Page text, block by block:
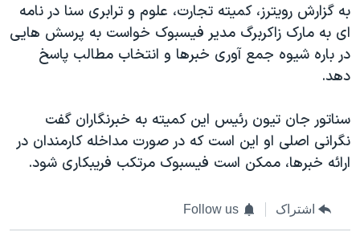
به گزارش رویترز، کمیته تجارت، علوم و ترابری سنا در نامه
ای به مارک زاکربرگ مدیر فیسبوک خواست به پرسش هایی
در باره شیوه جمع آوری خبرها و انتخاب مطالب پاسخ
دهد.
سناتور جان تیون رئیس این کمیته به خبرنگاران گفت
نگرانی اصلی او این است که در صورت مداخله کارمندان در
ارائه خبرها، ممکن است فیسبوک مرتکب فریبکاری شود.
اشتراک Follow us